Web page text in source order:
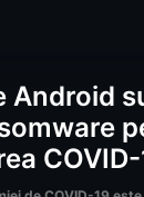
Android